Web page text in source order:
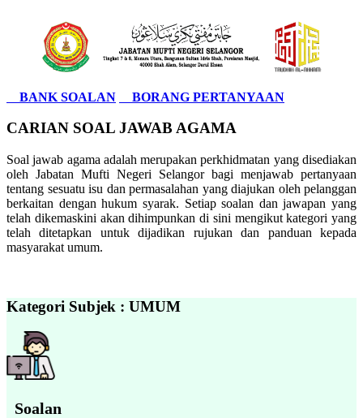
BANK SOALAN BORANG PERTANYAAN
CARIAN SOAL JAWAB AGAMA
Soal jawab agama adalah merupakan perkhidmatan yang disediakan
oleh Jabatan Mufti Negeri Selangor bagi menjawab pertanyaan
tentang sesuatu isu dan permasalahan yang diajukan oleh pelanggan
berkaitan dengan hukum syarak. Setiap soalan dan jawapan yang
telah dikemaskini akan dihimpunkan di sini mengikut kategori yang
telah ditetapkan untuk dijadikan rujukan dan panduan kepada
masyarakat umum.
Kategori Subjek : UMUM
Soalan